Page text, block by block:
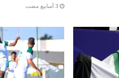
‏3 أسابيع مضت